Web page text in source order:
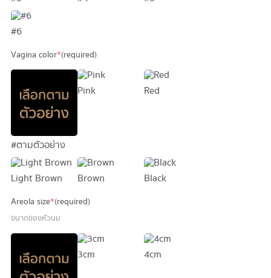
#6
Vagina color*(required)
#ตามตัวอย่าง
Pink Red
Light Brown Brown Black
Areola size*(required)
ขนาดของหัวนม
3cm 4cm